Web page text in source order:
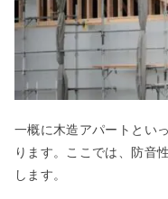
一概に木造アパートとい
ります。ここでは、防音
します。